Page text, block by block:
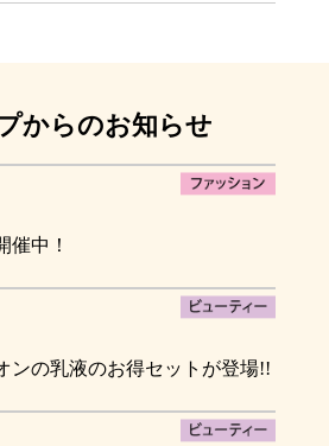
からのお知らせ
中！
ンの乳液のお得セットが登場!!